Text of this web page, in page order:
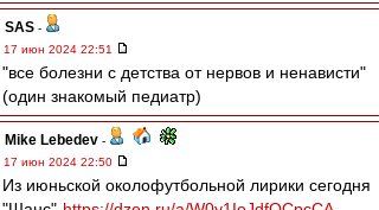
SAS -
17 июн 2024 22:51
"все болезни с детства от нервов и ненависти"
(один знакомый педиатр)
Mike Lebedev -
17 июн 2024 22:50
Из июньской околофутбольной лирики сегодня